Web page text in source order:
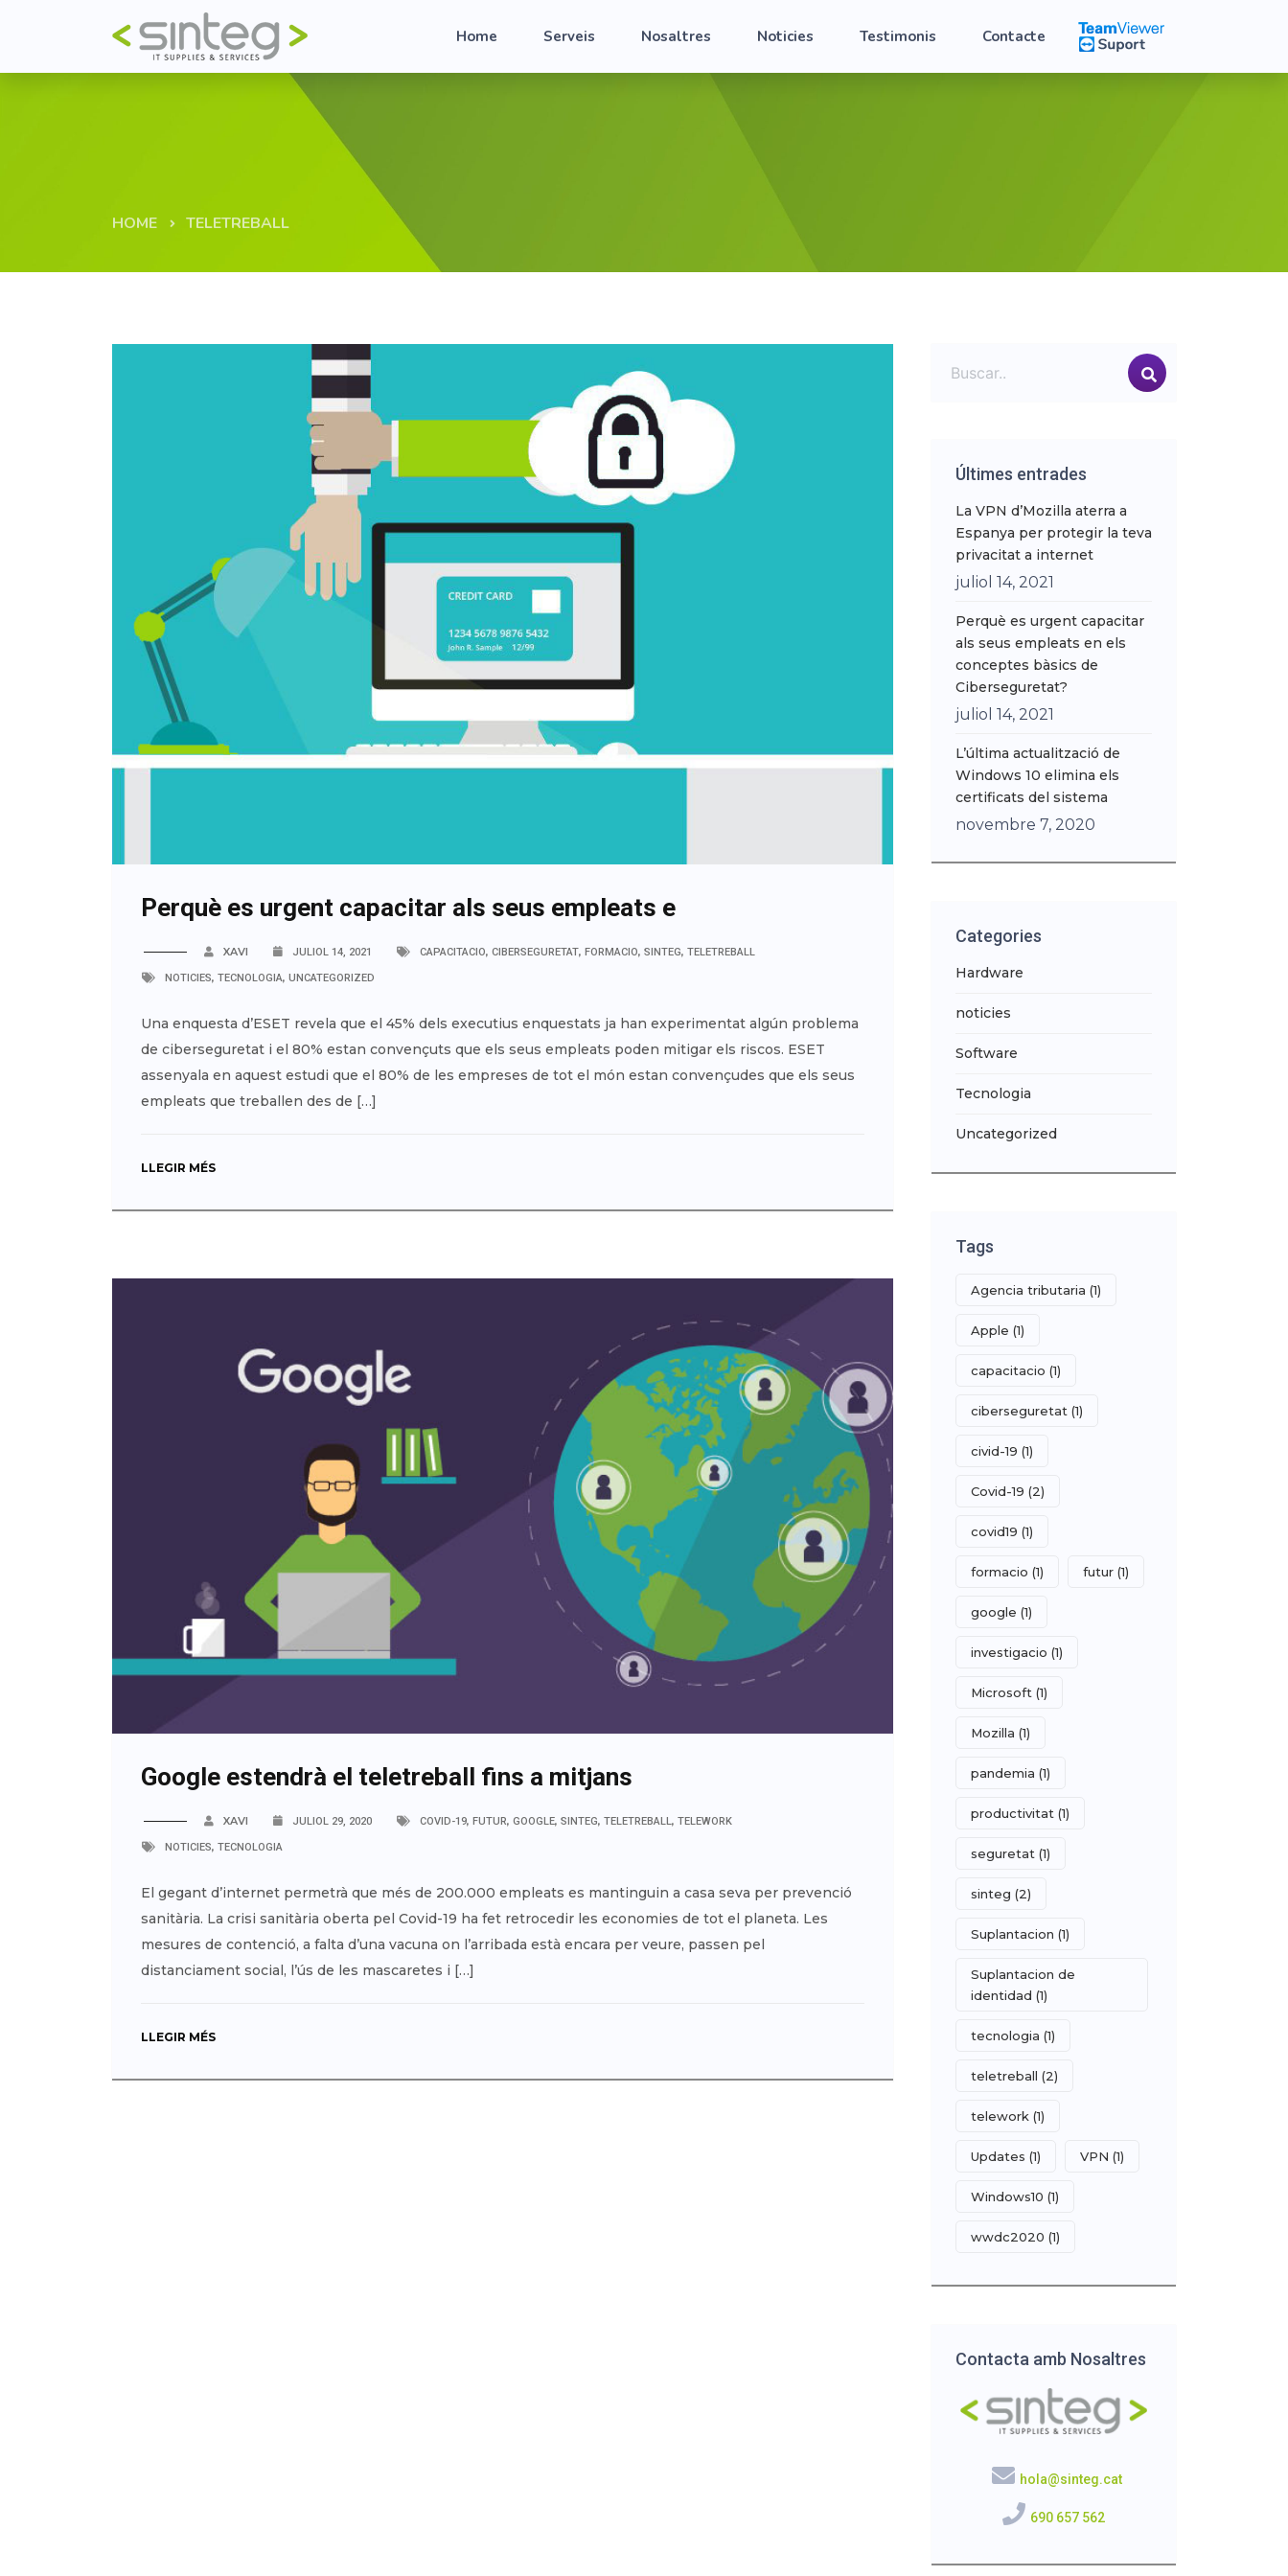
Home Serveis Nosaltres Noticies Testimonis Contacte
HOME TELETREBALL
Perquè es urgent capacitar als seus empleats e
XAVI JULIOL 14, 2021 CAPACITACIO, CIBERSEGURETAT, FORMACIO, SINTEG, TELETREBALL
NOTICIES, TECNOLOGIA, UNCATEGORIZED
Una enquesta d’ESET revela que el 45% dels executius enquestats ja han experimentat algún problema
de ciberseguretat i el 80% estan convençuts que els seus empleats poden mitigar els riscos. ESET
assenyala en aquest estudi que el 80% de les empreses de tot el món estan convençudes que els seus
empleats que treballen des de […]
LLEGIR MÉS
Google estendrà el teletreball fins a mitjans
XAVI JULIOL 29, 2020 COVID-19, FUTUR, GOOGLE, SINTEG, TELETREBALL, TELEWORK
NOTICIES, TECNOLOGIA
El gegant d’internet permetrà que més de 200.000 empleats es mantinguin a casa seva per prevenció
sanitària. La crisi sanitària oberta pel Covid-19 ha fet retrocedir les economies de tot el planeta. Les
mesures de contenció, a falta d’una vacuna on l’arribada està encara per veure, passen pel
distanciament social, l’ús de les mascaretes i […]
LLEGIR MÉS
Últimes entrades
La VPN d’Mozilla aterra a
Espanya per protegir la teva
privacitat a internet
juliol 14, 2021
Perquè es urgent capacitar
als seus empleats en els
conceptes bàsics de
Ciberseguretat?
juliol 14, 2021
L’última actualització de
Windows 10 elimina els
certificats del sistema
novembre 7, 2020
Categories
Hardware
noticies
Software
Tecnologia
Uncategorized
Tags
Agencia tributaria (1)
Apple (1)
capacitacio (1)
ciberseguretat (1)
civid-19 (1)
Covid-19 (2)
covid19 (1)
formacio (1) futur (1)
google (1)
investigacio (1)
Microsoft (1)
Mozilla (1)
pandemia (1)
productivitat (1)
seguretat (1)
sinteg (2)
Suplantacion (1)
Suplantacion de
identidad (1)
tecnologia (1)
teletreball (2)
telework (1)
Updates (1) VPN (1)
Windows10 (1)
wwdc2020 (1)
Contacta amb Nosaltres
hola@sinteg.cat
690 657 562